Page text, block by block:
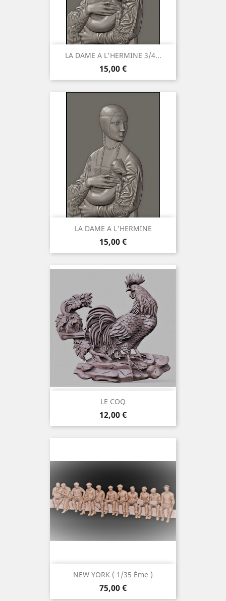
LA DAME A L'HERMINE 3/4...
Preis
15,00 €
LA DAME A L'HERMINE
Preis
15,00 €
LE COQ
Preis
12,00 €
NEW YORK ( 1/35 Ème )
Preis
75,00 €